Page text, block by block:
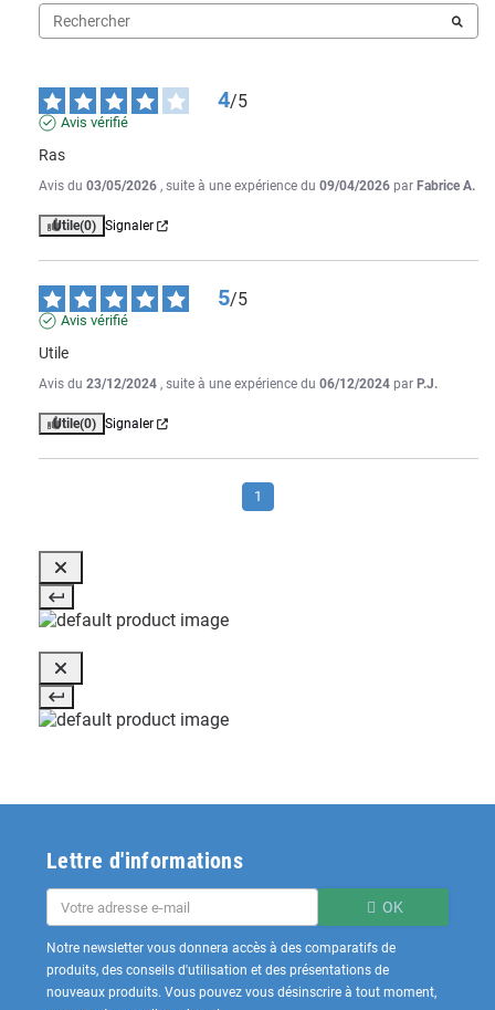
4/5
Avis vérifié
Ras
Avis du 03/05/2026 , suite à une expérience du 09/04/2026 par Fabrice A.
Utile(0) Signaler
5/5
Avis vérifié
Utile
Avis du 23/12/2024 , suite à une expérience du 06/12/2024 par P.J.
Utile(0) Signaler
1
Lettre d'informations
OK
Notre newsletter vous donnera accès à des comparatifs de
produits, des conseils d'utilisation et des présentations de
nouveaux produits. Vous pouvez vous désinscrire à tout moment,